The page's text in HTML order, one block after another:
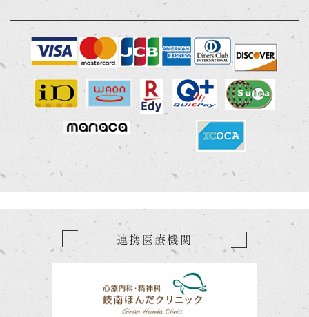
https://tenpakubashi-cl.com/medical-diet/
2026.07.18
7月23日から28日は夏季休業とさせていただきます。
残薬にご注意ください。
2026.07.04
７月２３日から２８日は
夏休みで休診です
大腸カメラ空き枠情報（7月6日〜7月13日）
※平日・土曜日は診療／7/12（日）は特別診療あり
7/6（月）　 鎮静不可 １枠
7/7（火）　鎮静可３枠 ／ 鎮静不可 １枠
7/8（水）　鎮静可 ４枠 ／ 鎮静不可 １枠
7/9（木）　鎮静可 ２枠 ／ 鎮静不可 １枠
7/10（金）　鎮静不可 １枠
連携医療機関